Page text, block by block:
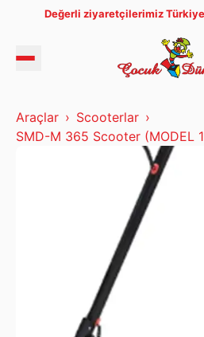
Değerli ziyaretçilerimiz
Araçlar
Scooterlar
SMD-M 365 Scooter (MODEL